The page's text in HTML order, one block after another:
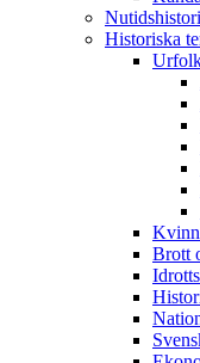
Historiska
Brott